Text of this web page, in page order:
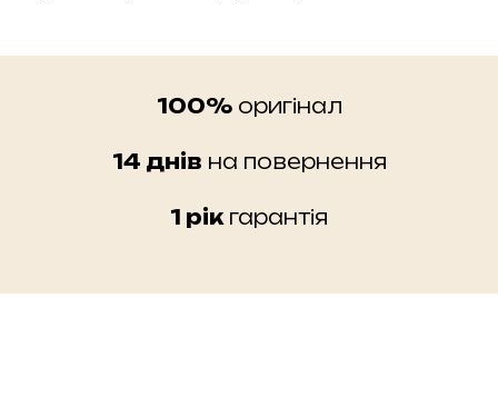
100%оригінал
14 днів на повернення
1 рік гарантія